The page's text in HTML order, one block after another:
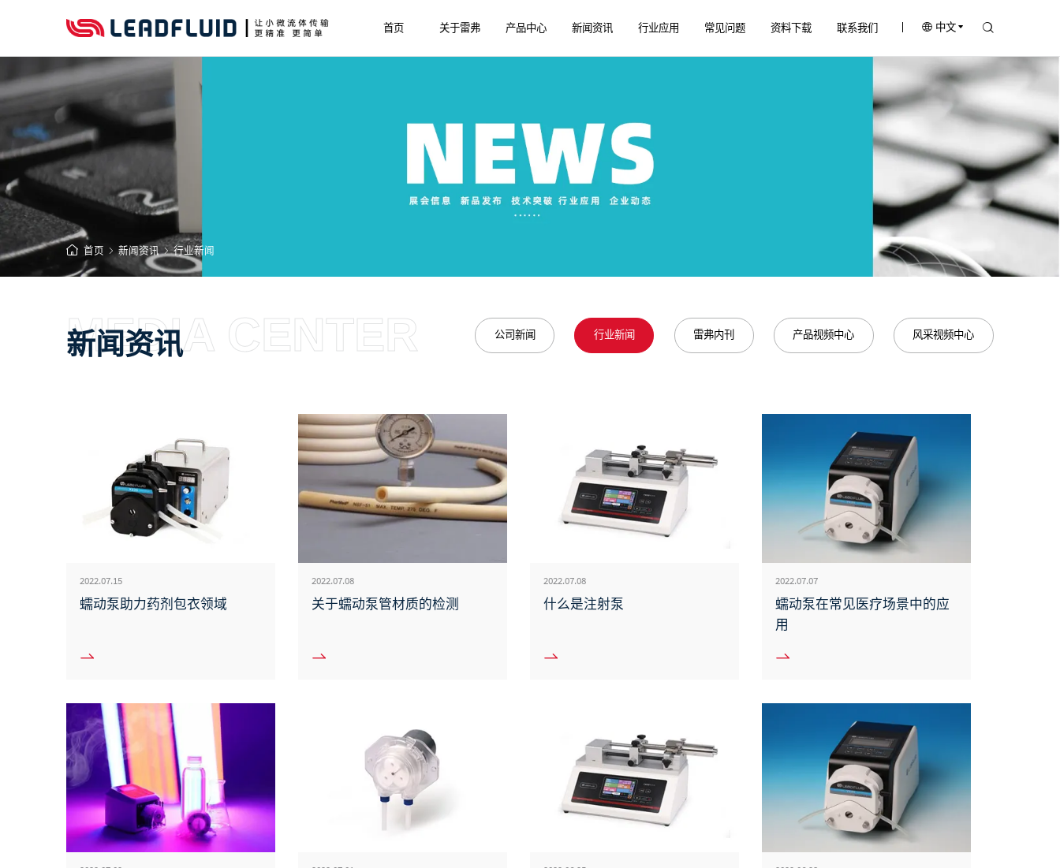
首页 关于雷弗 产品中心 新闻资讯 行业应用 常见问题 资料下载 联系我们 中文
首页 新闻资讯 行业新闻
MEDIA CENTER
新闻资讯 公司新闻 行业新闻 雷弗内刊 产品视频中心 风采视频中心
2022.07.15
蠕动泵助力药剂包衣领域
2022.07.08
关于蠕动泵管材质的检测
2022.07.08
什么是注射泵
2022.07.07
蠕动泵在常见医疗场景中的应
用